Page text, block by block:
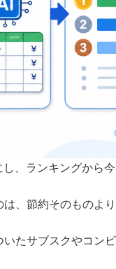
、ランキングから
、節約そのものよ
たサブスクやコン